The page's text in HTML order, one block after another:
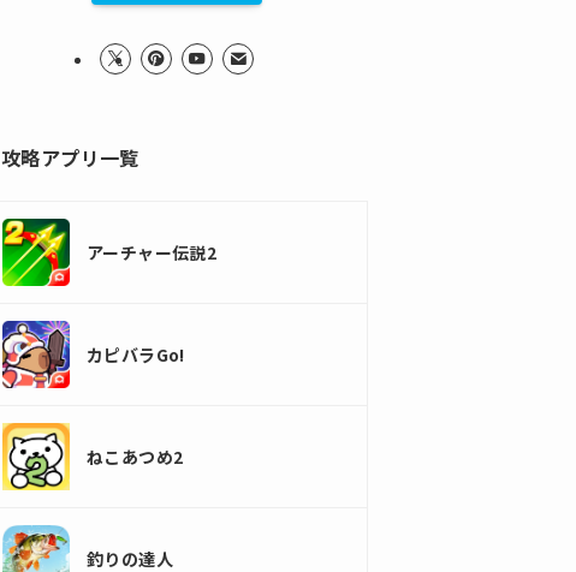
攻略アプリ一覧
アーチャー伝説2
カピバラGo!
ねこあつめ2
釣りの達人